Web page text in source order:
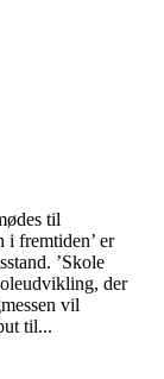
til
i fremtiden’ er
’Skole
der
vil
til...